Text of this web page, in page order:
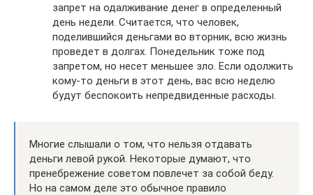
запрет на одалживание денег в определенный
день недели. Считается, что человек,
поделившийся деньгами во вторник, всю жизнь
проведет в долгах. Понедельник тоже под
запретом, но несет меньшее зло. Если одолжить
кому-то деньги в этот день, вас всю неделю
будут беспокоить непредвиденные расходы.
Многие слышали о том, что нельзя отдавать
деньги левой рукой. Некоторые думают, что
пренебрежение советом повлечет за собой беду.
Но на самом деле это обычное правило